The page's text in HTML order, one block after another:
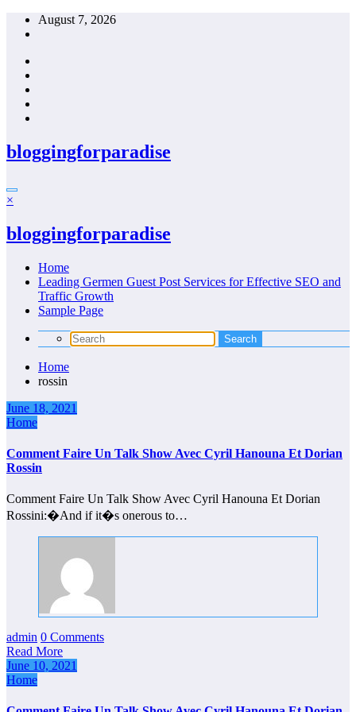
Skip
August 7, 2026
bloggingforparadise
×
bloggingforparadise
Home
Leading Germen Guest Post Services for Effective SEO and
Traffic Growth
Sample Page
Home
rossin
June 18, 2021
Home
Comment Faire Un Talk Show Avec Cyril Hanouna Et Dorian
Rossin
Comment Faire Un Talk Show Avec Cyril Hanouna Et Dorian
Rossini:�And if it�s onerous to…
admin 0 Comments
Read More
June 10, 2021
Home